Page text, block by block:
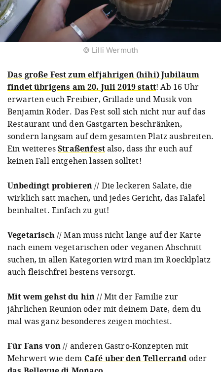
© Lilli Wermuth
Das große Fest zum elfjährigen (hihi) Jubiläum
findet übrigens am 20. Juli 2019 statt! Ab 16 Uhr
erwarten euch Freibier, Grillade und Musik von
Benjamin Röder. Das Fest soll sich nicht nur auf das
Restaurant und den Gastgarten beschränken,
sondern langsam auf dem gesamten Platz ausbreiten.
Ein weiteresStraßenfestalso, dass ihr euch auf
keinen Fall entgehen lassen solltet!
Unbedingt probieren// Die leckeren Salate, die
wirklich satt machen, und jedes Gericht, das Falafel
beinhaltet. Einfach zu gut!
Vegetarisch// Man muss nicht lange auf der Karte
nach einem vegetarischen oder veganen Abschnitt
suchen, in allen Kategorien wird man im Roecklplatz
auch fleischfrei bestens versorgt.
Mit wem gehst du hin// Mit der Familie zur
jährlichen Reunion oder mit deinem Date, dem du
mal was ganz besonderes zeigen möchtest.
Für Fans von// anderen Gastro-Konzepten mit
Mehrwert wie dem Café über den Tellerrandoder